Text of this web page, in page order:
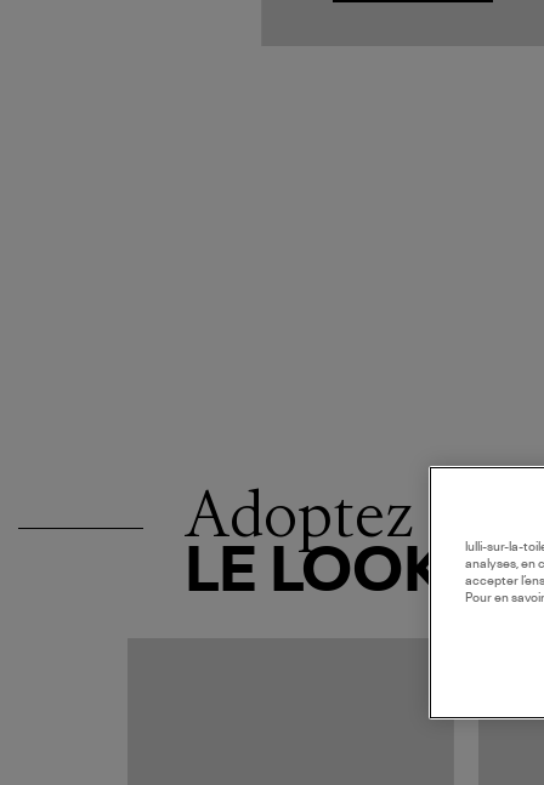
Adoptez
LE LOOK
lulli-sur-la-
analyses, en
accepter
Pour en